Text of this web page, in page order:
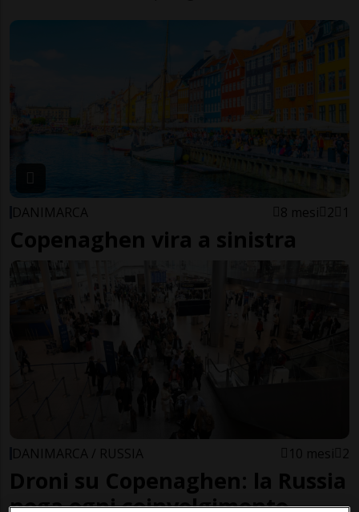
DANIMARCA 8 mesi 2 1
Copenaghen vira a sinistra
DANIMARCA / RUSSIA 10 mesi 2
Droni su Copenaghen: la Russia
nega ogni coinvolgimento